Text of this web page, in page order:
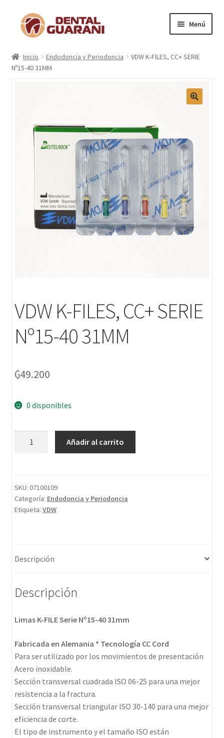
Menú
Inicio
Contactos
Carrito
Inicio Endodoncia y Periodoncia
VDW K-FILES, CC+ SERIE
Nº15-40 31MM
VDW K-FILES, CC+ SERIE
Nº15-40 31MM
₲49.200
0 disponibles
Añadir al carrito
SKU: 07100109
Categoría: Endodoncia y Periodoncia
Etiqueta: VDW
Descripción
Descripción
Limas K-FILE Serie Nº15-40 31mm
Fabricada en Alemania * Tecnología CC Cord
Para ser utilizado por los movimientos de presentación
Acero inoxidable.
Sección transversal cuadrada ISO 06-25 para una mejor
resistencia a la fractura.
Sección transversal triangular ISO 30-140 para una mejor
eficiencia de corte.
El tipo de instrumento y el tamaño ISO están